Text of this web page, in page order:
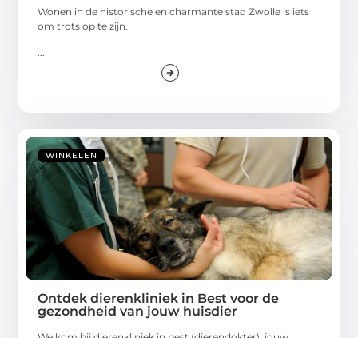
Wonen in de historische en charmante stad Zwolle is iets
om trots op te zijn.
WINKELEN
Ontdek dierenkliniek in Best voor de
gezondheid van jouw huisdier